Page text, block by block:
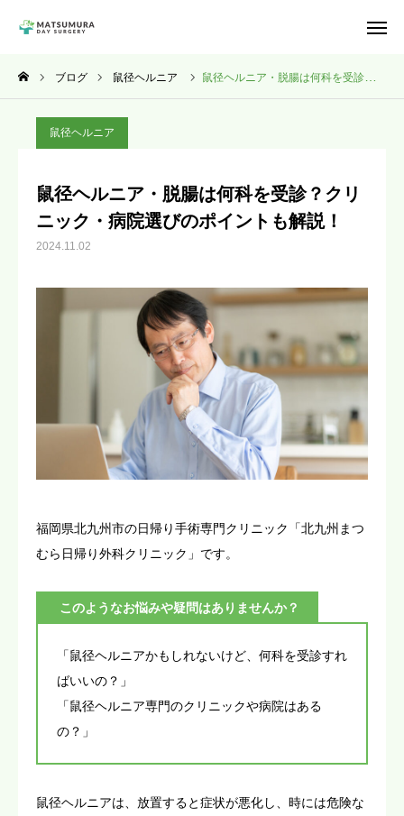
ブログ 鼠径ヘルニア 鼠径ヘルニア・脱腸は何科を受診？クリニック・病院選びのポイントも解説！
鼠径ヘルニア
鼠径ヘルニア・脱腸は何科を受診？クリ
ニック・病院選びのポイントも解説！
2024.11.02
福岡県北九州市の日帰り手術専門クリニック「北九州まつ
むら日帰り外科クリニック」です。
このようなお悩みや疑問はありませんか？
「鼠径ヘルニアかもしれないけど、何科を受診すれ
ばいいの？」
「鼠径ヘルニア専門のクリニックや病院はある
の？」
鼠径ヘルニアは、放置すると症状が悪化し、時には危険な
アクセス 電話予約
Web予約
クリニック情報
受診予約